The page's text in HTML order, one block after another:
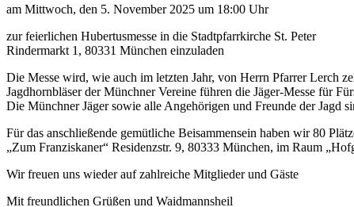
am Mittwoch, den 5. November 2025 um 18:00 Uhr
zur feierlichen Hubertusmesse in die Stadtpfarrkirche St. Peter
Rindermarkt 1, 80331 München einzuladen
Die Messe wird, wie auch im letzten Jahr, von Herrn Pfarrer Lerch
Jagdhornbläser der Münchner Vereine führen die Jäger-Messe für
Die Münchner Jäger sowie alle Angehörigen und Freunde der Jagd
Für das anschließende gemütliche Beisammensein haben wir 80
„Zum Franziskaner“ Residenzstr. 9, 80333 München, im Raum
Wir freuen uns wieder auf zahlreiche Mitglieder und Gäste
Mit freundlichen Grüßen und Waidmannsheil